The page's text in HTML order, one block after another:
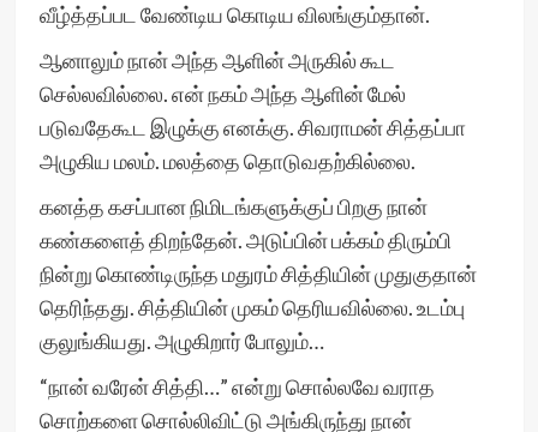
வீழ்த்தப்பட வேண்டிய கொடிய விலங்கும்தான்.
ஆனாலும் நான் அந்த ஆளின் அருகில் கூட
செல்லவில்லை. என் நகம் அந்த ஆளின் மேல்
படுவதேகூட இழுக்கு எனக்கு. சிவராமன் சித்தப்பா
அழுகிய மலம். மலத்தை தொடுவதற்கில்லை.
கனத்த கசப்பான நிமிடங்களுக்குப் பிறகு நான்
கண்களைத் திறந்தேன். அடுப்பின் பக்கம் திரும்பி
நின்று கொண்டிருந்த மதுரம் சித்தியின் முதுகுதான்
தெரிந்தது. சித்தியின் முகம் தெரியவில்லை. உடம்பு
குலுங்கியது. அழுகிறார் போலும்…
“நான் வரேன் சித்தி…” என்று சொல்லவே வராத
சொற்களை சொல்லிவிட்டு அங்கிருந்து நான்